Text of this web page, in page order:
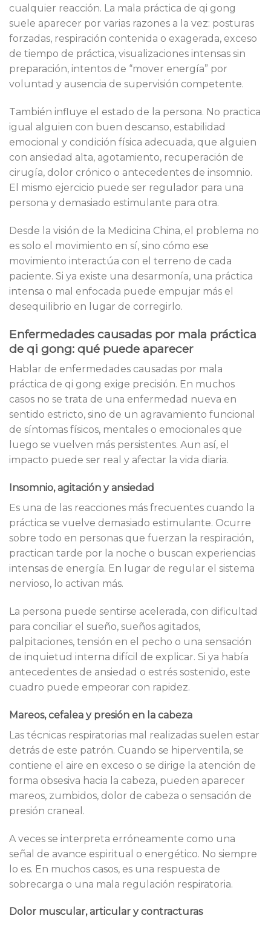
cualquier reacción. La mala práctica de qi gong
suele aparecer por varias razones a la vez: posturas
forzadas, respiración contenida o exagerada, exceso
de tiempo de práctica, visualizaciones intensas sin
preparación, intentos de “mover energía” por
voluntad y ausencia de supervisión competente.
También influye el estado de la persona. No practica
igual alguien con buen descanso, estabilidad
emocional y condición física adecuada, que alguien
con ansiedad alta, agotamiento, recuperación de
cirugía, dolor crónico o antecedentes de insomnio.
El mismo ejercicio puede ser regulador para una
persona y demasiado estimulante para otra.
Desde la visión de la Medicina China, el problema no
es solo el movimiento en sí, sino cómo ese
movimiento interactúa con el terreno de cada
paciente. Si ya existe una desarmonía, una práctica
intensa o mal enfocada puede empujar más el
desequilibrio en lugar de corregirlo.
Enfermedades causadas por mala práctica
de qi gong: qué puede aparecer
Hablar de enfermedades causadas por mala
práctica de qi gong exige precisión. En muchos
casos no se trata de una enfermedad nueva en
sentido estricto, sino de un agravamiento funcional
de síntomas físicos, mentales o emocionales que
luego se vuelven más persistentes. Aun así, el
impacto puede ser real y afectar la vida diaria.
Insomnio, agitación y ansiedad
Es una de las reacciones más frecuentes cuando la
práctica se vuelve demasiado estimulante. Ocurre
sobre todo en personas que fuerzan la respiración,
practican tarde por la noche o buscan experiencias
intensas de energía. En lugar de regular el sistema
nervioso, lo activan más.
La persona puede sentirse acelerada, con dificultad
para conciliar el sueño, sueños agitados,
palpitaciones, tensión en el pecho o una sensación
de inquietud interna difícil de explicar. Si ya había
antecedentes de ansiedad o estrés sostenido, este
cuadro puede empeorar con rapidez.
Mareos, cefalea y presión en la cabeza
Las técnicas respiratorias mal realizadas suelen estar
detrás de este patrón. Cuando se hiperventila, se
contiene el aire en exceso o se dirige la atención de
forma obsesiva hacia la cabeza, pueden aparecer
mareos, zumbidos, dolor de cabeza o sensación de
presión craneal.
A veces se interpreta erróneamente como una
señal de avance espiritual o energético. No siempre
lo es. En muchos casos, es una respuesta de
sobrecarga o una mala regulación respiratoria.
Dolor muscular, articular y contracturas